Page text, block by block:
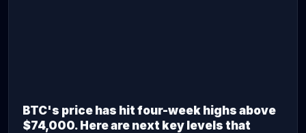
BTC's price has hit four-week highs above
$74,000. Here are next key levels that